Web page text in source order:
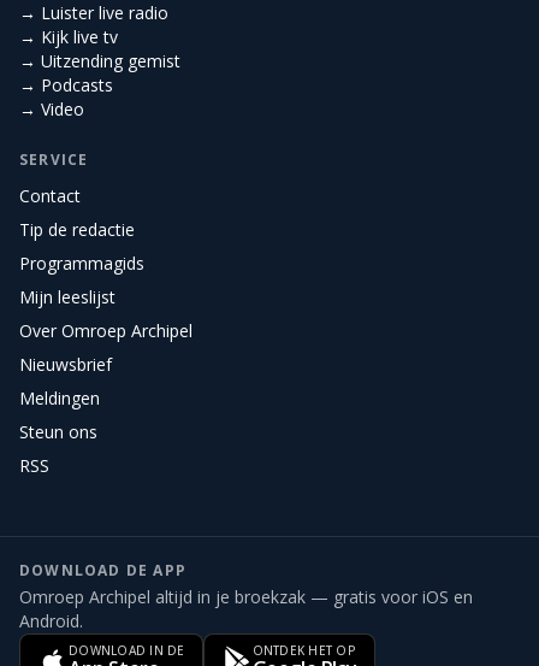
→ Luister live radio
→ Kijk live tv
→ Uitzending gemist
→ Podcasts
→ Video
SERVICE
Contact
Tip de redactie
Programmagids
Mijn leeslijst
Over Omroep Archipel
Nieuwsbrief
Meldingen
Steun ons
RSS
DOWNLOAD DE APP
Omroep Archipel altijd in je broekzak — gratis voor iOS en
Android.
DOWNLOAD IN DE ONTDEK HET OP